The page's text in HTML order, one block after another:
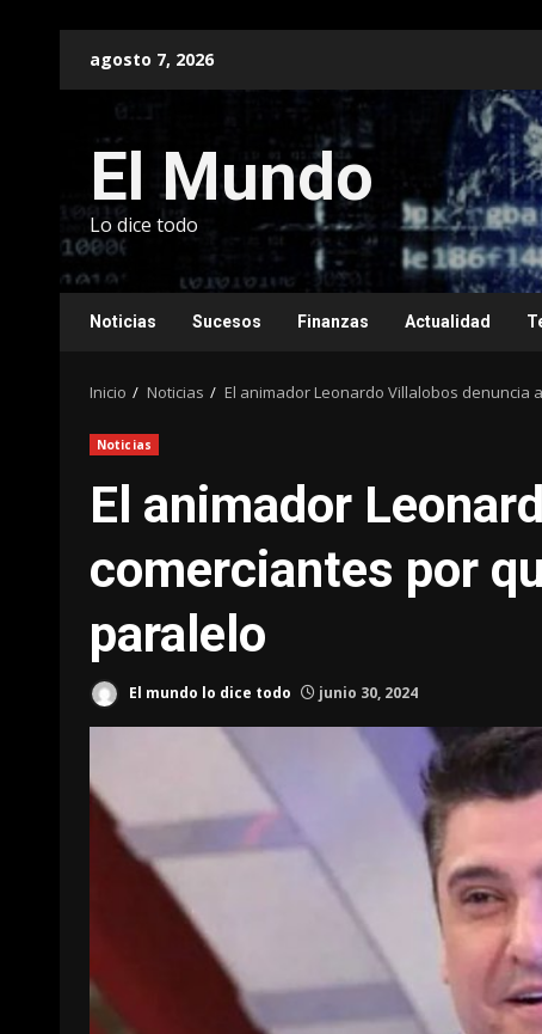
agosto 7, 2026
El Mundo
Lo dice todo
Noticias Sucesos Finanzas Actualidad
Inicio Noticias El animador Leonardo Villalobos
Noticias
El animador
comerciantes por
paralelo
El mundo lo dice todo junio 30, 2024